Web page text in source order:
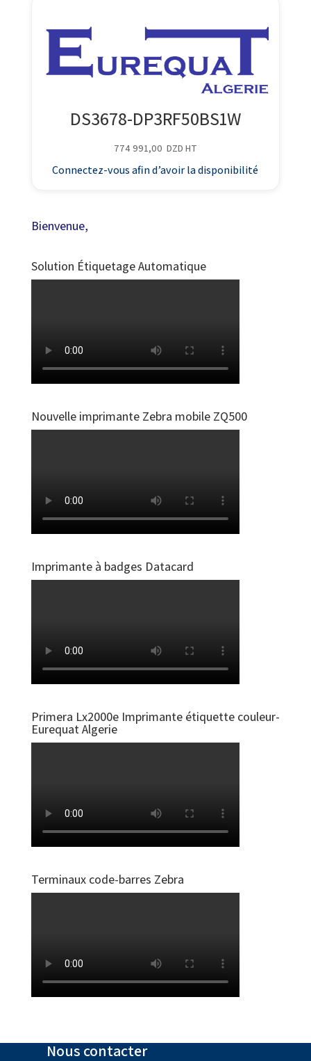
DS3678-DP3RF50BS1W
774 991,00 DZD HT
Connectez-vous afin d’avoir la disponibilité
Bienvenue,
Solution Étiquetage Automatique
Nouvelle imprimante Zebra mobile ZQ500
Imprimante à badges Datacard
Primera Lx2000e Imprimante étiquette couleur-
Eurequat Algerie
Terminaux code-barres Zebra
Nous contacter